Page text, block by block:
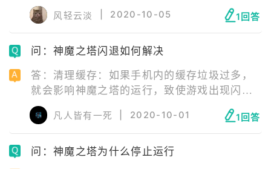
定：尽量打开4G进行游戏，WIFI需要找到信号
强的源头才行；||版本问题：版本老旧，玩家们
也可以尝试下最新版游戏；||手机内存不足或存
在游戏缓存：这时候需要玩家们清理一下运行
风轻云淡 2020-10-05 1回答
问：神魔之塔闪退如何解决
答：清理缓存：如果手机内的缓存垃圾过多，
就会影响神魔之塔的运行，致使游戏出现闪退
的情况；退出后台应用：后台运行的应用过
多，就会导致无法加载游戏；升级手机的安卓
版本：一些玩家有手机安卓版本过低的情况，
而当他们升级安卓版本以后，就可以打开神魔
凡人皆有一死 2020-10-01 1回答
问：神魔之塔为什么停止运行